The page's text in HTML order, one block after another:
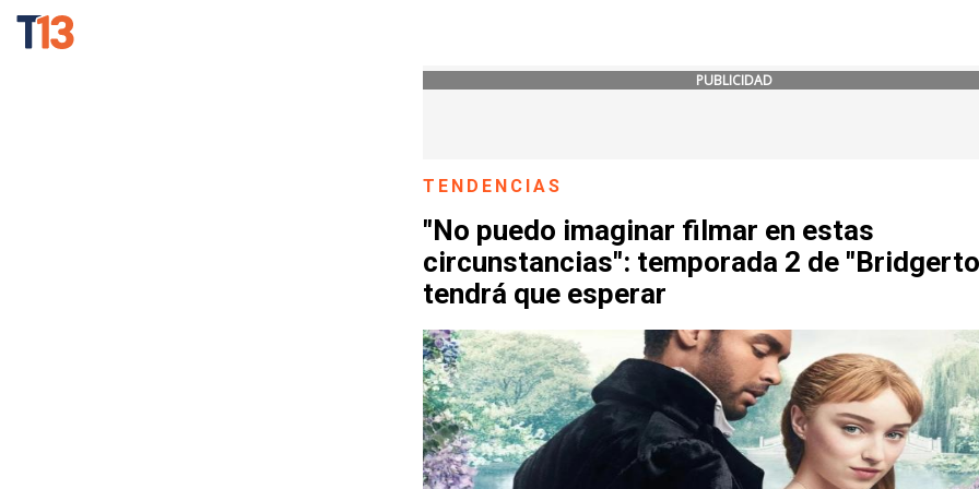
PUBLICIDAD
TENDENCIAS
"No puedo imaginar filmar en estas
circunstancias": temporada 2 de
tendrá que esperar